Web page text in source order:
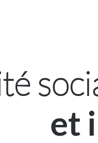
et